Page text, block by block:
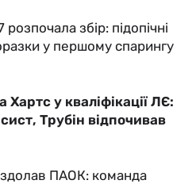
збір: підопічні
у першому спарингу
у кваліфікації ЛЄ:
Трубін відпочивав
здолав ПАОК: команда